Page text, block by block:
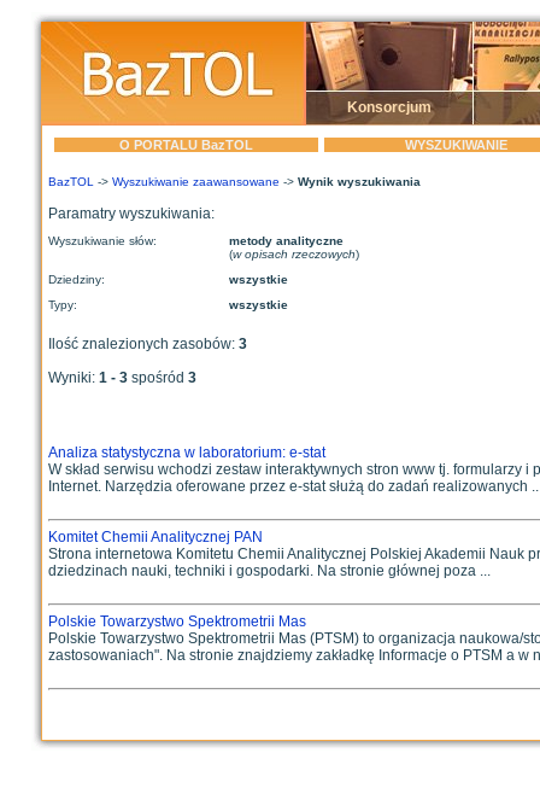
Konsorcjum
O PORTALU BazTOL WYSZUKIWANIE
BazTOL -> Wyszukiwanie zaawansowane -> Wynik wyszukiwania
Paramatry wyszukiwania:
Wyszukiwanie słów:
metody analityczne
(w opisach rzeczowych)
Dziedziny:
wszystkie
Typy:
wszystkie
Ilość znalezionych zasobów: 3
Wyniki: 1 - 3 spośród 3
Analiza statystyczna w laboratorium: e-stat
W skład serwisu wchodzi zestaw interaktywnych stron www tj.
Internet. Narzędzia oferowane przez e-stat służą do zadań realizowanych
Komitet Chemii Analitycznej PAN
Strona internetowa Komitetu Chemii Analitycznej Polskiej Akademii Nauk
dziedzinach nauki, techniki i gospodarki. Na stronie głównej poza ...
Polskie Towarzystwo Spektrometrii Mas
Polskie Towarzystwo Spektrometrii Mas (PTSM) to organizacja naukowa/
zastosowaniach". Na stronie znajdziemy zakładkę Informacje o PTSM a w